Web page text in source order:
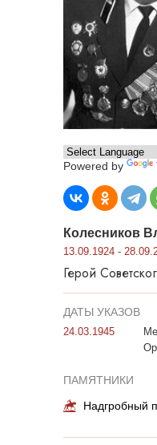
Powered by
Колесников
13.09.1924 -
Герой
ДАТЫ УКАЗОВ
24.03.1945
ПАМЯТНИКИ
Надгробный